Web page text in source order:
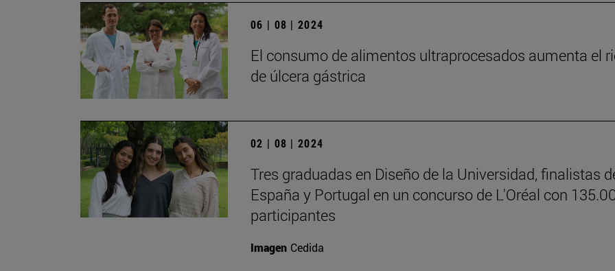
06 | 08 | 2024
El consumo de alimentos ultraprocesados aumenta el
de úlcera gástrica
02 | 08 | 2024
Tres graduadas en Diseño de la Universidad, finalistas
España y Portugal en un concurso de L'Oréal con
participantes
Imagen Cedida